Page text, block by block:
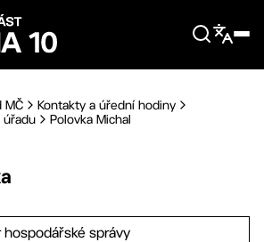
MČ
Kontakty a úřední hodiny
úřadu
Polovka Michal
hospodářské správy